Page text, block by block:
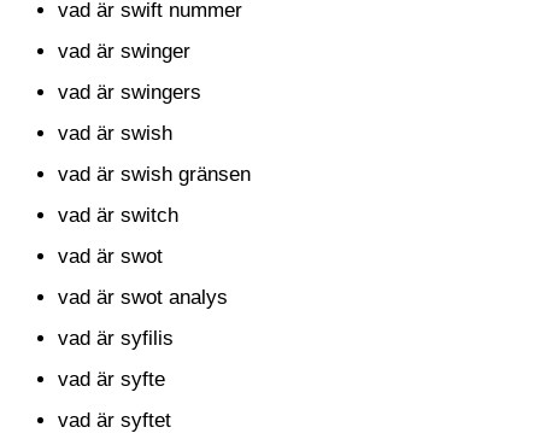
vad är swift nummer
vad är swinger
vad är swingers
vad är swish
vad är swish gränsen
vad är switch
vad är swot
vad är swot analys
vad är syfilis
vad är syfte
vad är syftet